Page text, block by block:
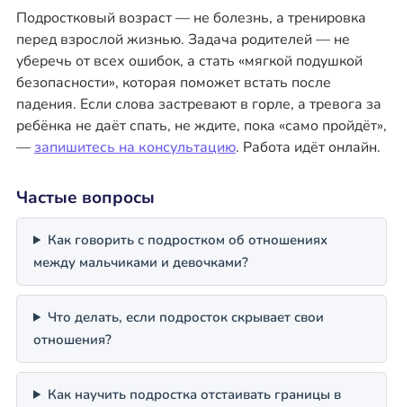
Подростковый возраст — не болезнь, а тренировка
перед взрослой жизнью. Задача родителей — не
уберечь от всех ошибок, а стать «мягкой подушкой
безопасности», которая поможет встать после
падения. Если слова застревают в горле, а тревога за
ребёнка не даёт спать, не ждите, пока «само пройдёт»,
—запишитесь на консультацию. Работа идёт онлайн.
Частые вопросы
Как говорить с подростком об отношениях
между мальчиками и девочками?
Что делать, если подросток скрывает свои
отношения?
Как научить подростка отстаивать границы в